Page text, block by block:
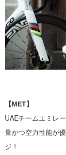
【MET】
UAEチームエミレ
量かつ空力性能が
ジ！